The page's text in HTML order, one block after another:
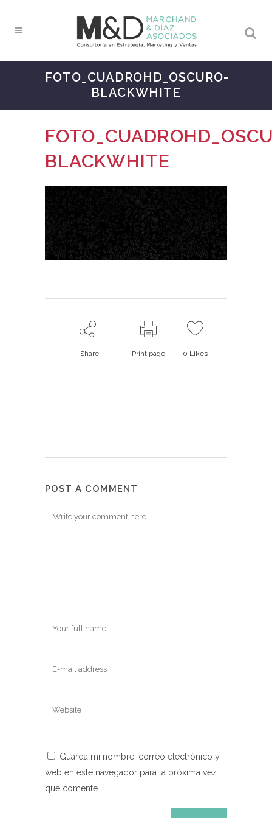
FOTO_CUADROHD_OSCURO-
BLACKWHITE
BLACKWHITE
Share Print page 0 Likes
POST A COMMENT
Guarda mi nombre, correo electrónico y
web en este navegador para la próxima vez
que comente.